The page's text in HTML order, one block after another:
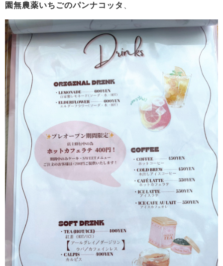
園無農薬いちごのパンナコッタ